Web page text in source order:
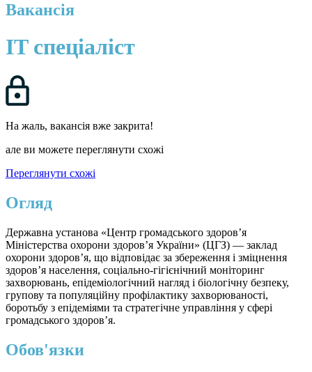
Вакансія
IT спеціаліст
На жаль, вакансія вже закрита!
але ви можете переглянути схожі
Переглянути схожі
Огляд
Державна установа «Центр громадського здоров’я
Міністерства охорони здоров’я України» (ЦГЗ) — заклад
охорони здоров’я, що відповідає за збереження і зміцнення
здоров’я населення, соціально-гігієнічний моніторинг
захворювань, епідеміологічний нагляд і біологічну безпеку,
групову та популяційну профілактику захворюваності,
боротьбу з епідеміями та стратегічне управління у сфері
громадського здоров’я.
Обов'язки